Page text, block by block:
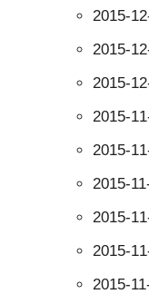
2015-
2015-
2015-
2015-
2015-
2015-
2015-
2015-
2015-